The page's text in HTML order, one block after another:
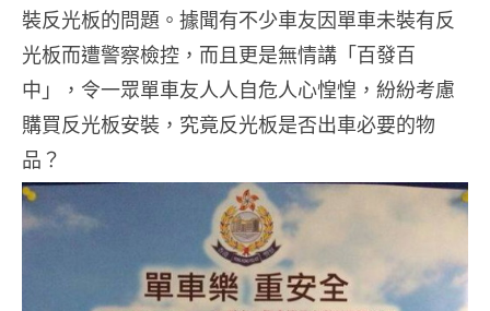
裝反光板的問題。據聞有不少車友因單車未裝有反
光板而遭警察檢控，而且更是無情講「百發百
中」，令一眾單車友人人自危人心惶惶，紛紛考慮
購買反光板安裝，究竟反光板是否出車必要的物
品？